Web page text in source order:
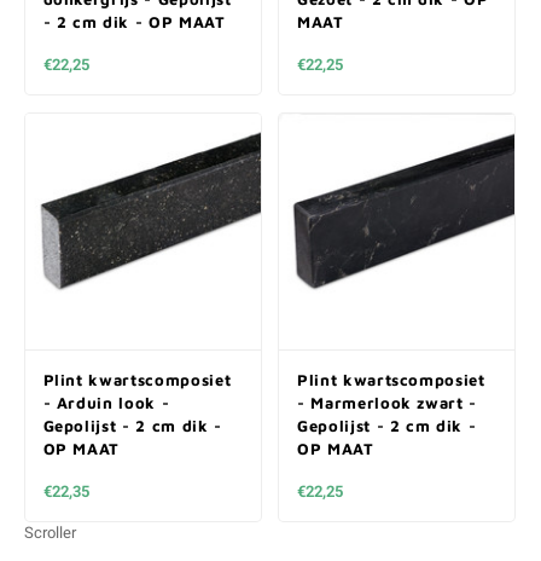
- 2 cm dik - OP MAAT
€22,25
MAAT
€22,25
Plint kwartscomposiet
- Arduin look -
Gepolijst - 2 cm dik -
OP MAAT
€22,35
Plint kwartscomposiet
- Marmerlook zwart -
Gepolijst - 2 cm dik -
OP MAAT
€22,25
Scroller